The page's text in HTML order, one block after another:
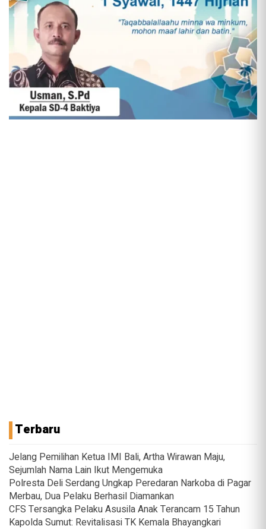
Terbaru
Jelang Pemilihan Ketua IMI Bali, Artha Wirawan Maju,
Sejumlah Nama Lain Ikut Mengemuka
Polresta Deli Serdang Ungkap Peredaran Narkoba di Pagar
Merbau, Dua Pelaku Berhasil Diamankan
CFS Tersangka Pelaku Asusila Anak Terancam 15 Tahun
Kapolda Sumut: Revitalisasi TK Kemala Bhayangkari